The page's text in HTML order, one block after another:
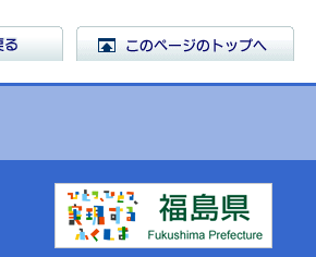
前のページに戻る